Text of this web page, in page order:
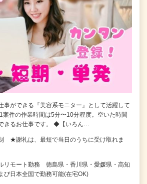
事ができる『美容系モニター』として活躍して
案件の作業時間は5分〜10分程度。空いた時間
きるお仕事です。 ◆【いろん…
★謝礼は、最短で当日のうちに受け取れま
リモート勤務 徳島県・香川県・愛媛県・高知
び日本全国で勤務可能(在宅OK)